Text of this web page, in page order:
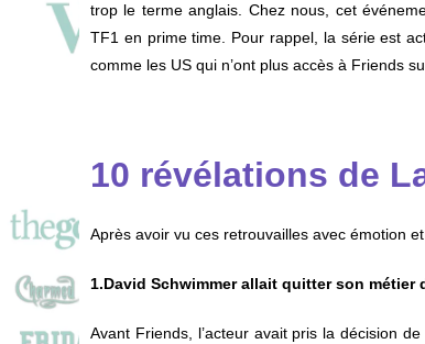
trop le terme anglais. Chez nous, cet
TF1 en prime time. Pour rappel, la série est
comme les US qui n’ont plus accès à Friends
10 révélations de
Après avoir vu ces retrouvailles avec émotion
1.David Schwimmer allait quitter son métier
Avant Friends, l’acteur avait pris la décision